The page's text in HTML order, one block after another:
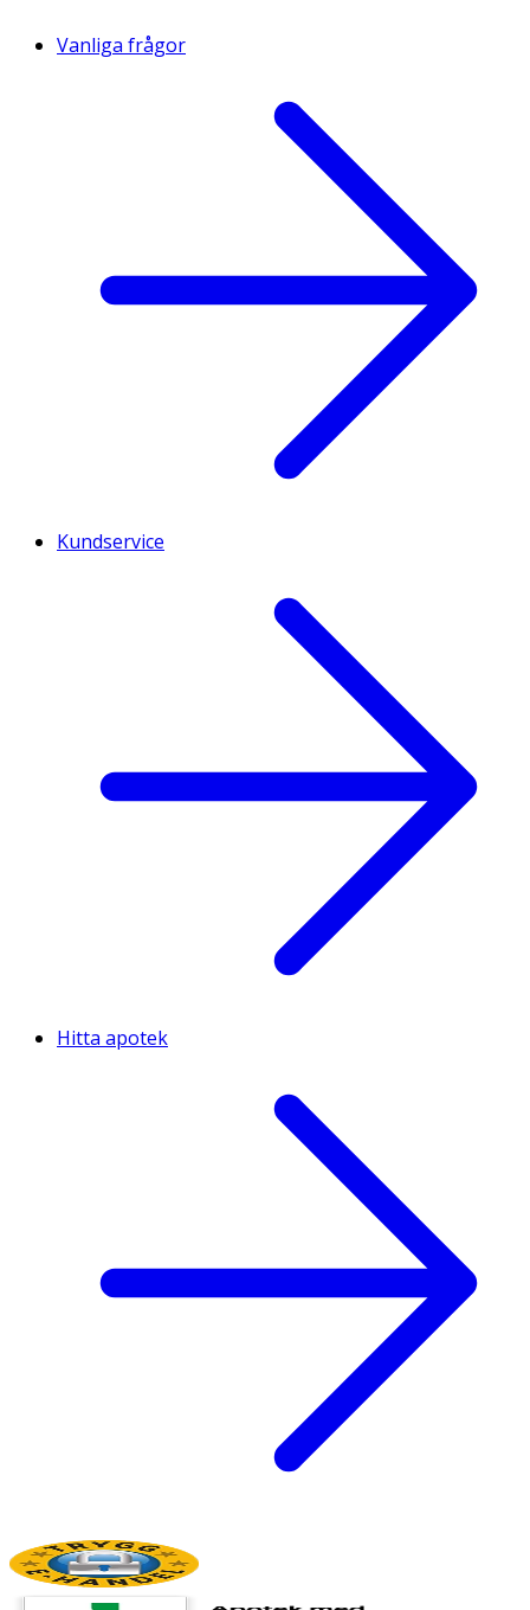
Vanliga frågor
Kundservice
Hitta apotek